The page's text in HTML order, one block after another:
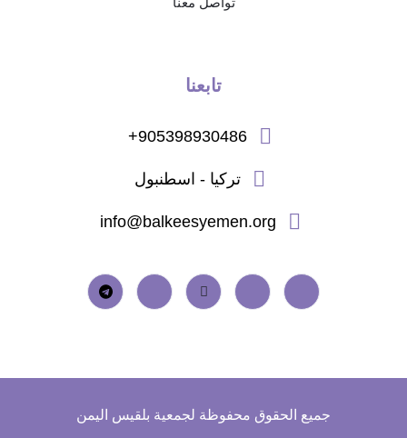
تابعنا
905398930486+
تركيا - اسطنبول
info@balkeesyemen.org
جميع الحقوق محفوظة لجمعية بلقيس اليمن